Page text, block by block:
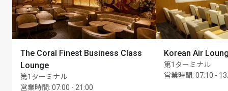
だけます。セットメニューの1回のご利用は、カード保
持者様がお持ちのラウンジのご利用可能回数内でのラ
ウンジご訪問1回分に相当します。ご利用の条件によっ
ては、指定の料金をカード保持者様に請求いたしま
す。例えば、カード保持者様が1名の同伴者様を登録さ
れた場合、ご請求から6,800円(JPY)の割引をお受け取
りいただけます。これはアカウント上では、カード保
The Coral Finest Business Class
Lounge
第1ターミナル
営業時間: 07:00 - 21:00
Korean Air
第1ターミナル
営業時間: 07:10 -